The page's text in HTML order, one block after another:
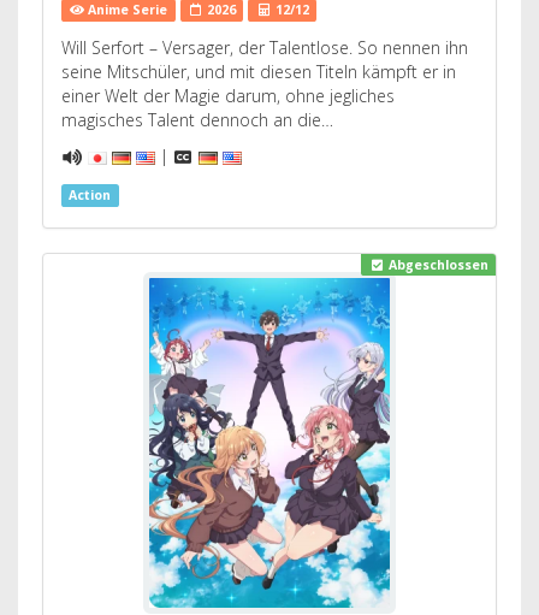
Anime Serie 2026 12/12
Will Serfort – Versager, der Talentlose. So nennen ihn
seine Mitschüler, und mit diesen Titeln kämpft er in
einer Welt der Magie darum, ohne jegliches
magisches Talent dennoch an die…
|
Action
Abgeschlossen